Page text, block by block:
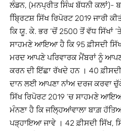
ਲੰਡਨ, (ਮਨਪ੍ਰੀਤ ਸਿੰਘ ਬੱਧਨੀ ਕਲਾਂ)-
ਬ੍ਰਿਿਟਸ਼ ਸਿੱਖ ਰਿਪੋਰਟ 2019 ਜਾਰੀ
ਕਿ ਯੂ. ਕੇ. ਭਰ ‘ਚੋਂ 2500 ਤੋਂ ਵੱਧ ਸਿੱਖਾਂ
ਸਾਹਮਣੇ ਆਇਆ ਹੈ ਕਿ 95 ਫ਼ੀਸਦੀ
ਮਰਦ ਆਪਣੇ ਪਰਿਵਾਰਕ ਮੈਂਬਰਾਂ ਨੂੰ
ਕਰਨ ਦੀ ਇੱਛਾ ਰੱਖਦੇ ਹਨ । 40
ਦਾਨ ਲਈ ਆਪਣਾ ਨਾਂਅ ਦਰਜ ਕਰਵਾ
ਸਿੱਖ ਰਿਪੋਰਟ 2019 ‘ਚ ਸਾਹਮਣੇ
ਮੰਨਣਾ ਹੈ ਕਿ ਜਲ੍ਹਿਆਂਵਾਲਾ ਬਾਗ਼
ਪੜ੍ਹਾਇਆ ਜਾਵੇ । 42 ਫ਼ੀਸਦੀ ਸਿੱਖ,